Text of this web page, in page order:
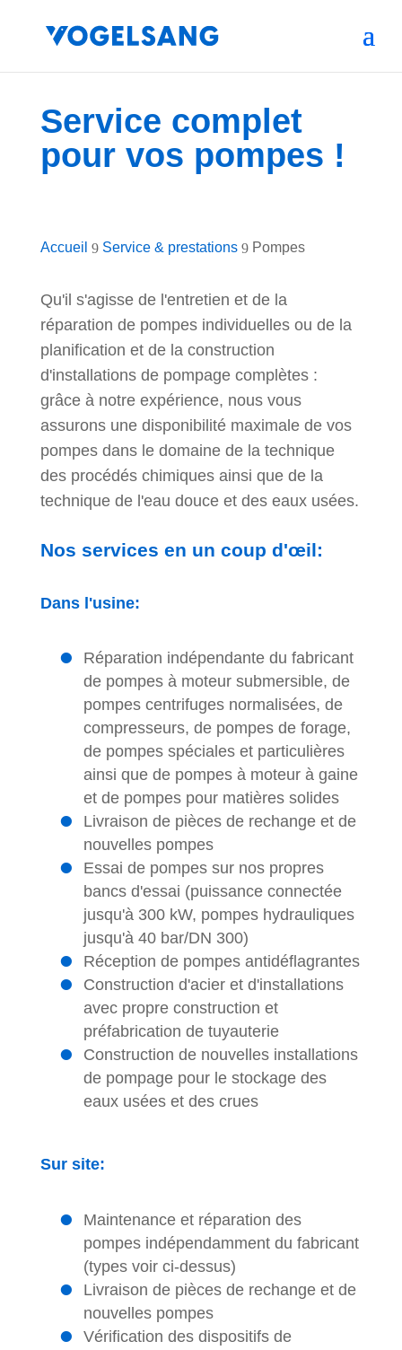
Service complet
pour vos pompes !
Accueil 9 Service & prestations 9 Pompes
Qu'il s'agisse de l'entretien et de la
réparation de pompes individuelles ou de la
planification et de la construction
d'installations de pompage complètes :
grâce à notre expérience, nous vous
assurons une disponibilité maximale de vos
pompes dans le domaine de la technique
des procédés chimiques ainsi que de la
technique de l'eau douce et des eaux usées.
Nos services en un coup d'œil:
Dans l'usine:
Réparation indépendante du fabricant
de pompes à moteur submersible, de
pompes centrifuges normalisées, de
compresseurs, de pompes de forage,
de pompes spéciales et particulières
ainsi que de pompes à moteur à gaine
et de pompes pour matières solides
Livraison de pièces de rechange et de
nouvelles pompes
Essai de pompes sur nos propres
bancs d'essai (puissance connectée
jusqu'à 300 kW, pompes hydrauliques
jusqu'à 40 bar/DN 300)
Réception de pompes antidéflagrantes
Construction d'acier et d'installations
avec propre construction et
préfabrication de tuyauterie
Construction de nouvelles installations
de pompage pour le stockage des
eaux usées et des crues
Sur site:
Maintenance et réparation des
pompes indépendamment du fabricant
(types voir ci-dessus)
Livraison de pièces de rechange et de
nouvelles pompes
Vérification des dispositifs de